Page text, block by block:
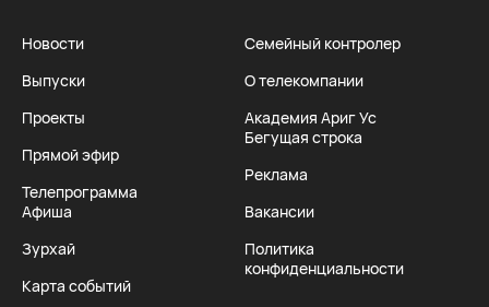
Новости
Выпуски
Проекты
Прямой эфир
Телепрограмма
Афиша
Зурхай
Карта событий
Семейный контролер
О телекомпании
Академия Ариг Ус
Бегущая строка
Реклама
Вакансии
Политика
конфиденциальности